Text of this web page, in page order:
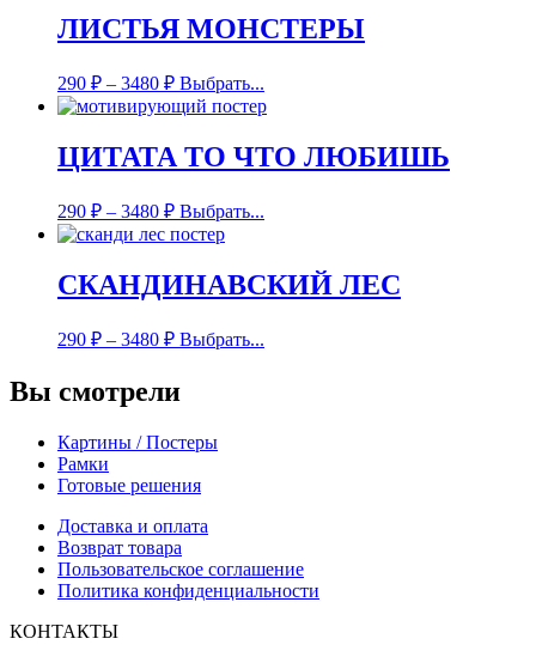
ЛИСТЬЯ МОНСТЕРЫ
290 ₽ – 3480 ₽ Выбрать...
ЦИТАТА ТО ЧТО ЛЮБИШЬ
290 ₽ – 3480 ₽ Выбрать...
СКАНДИНАВСКИЙ ЛЕС
290 ₽ – 3480 ₽ Выбрать...
Вы смотрели
Картины / Постеры
Рамки
Готовые решения
Доставка и оплата
Возврат товара
Пользовательское соглашение
Политика конфиденциальности
КОНТАКТЫ